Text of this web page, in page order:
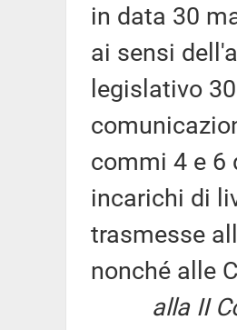
in data 30
ai sensi
legislativo
commi 4 e 6
incarichi di
trasmesse
nonché alle
alla II